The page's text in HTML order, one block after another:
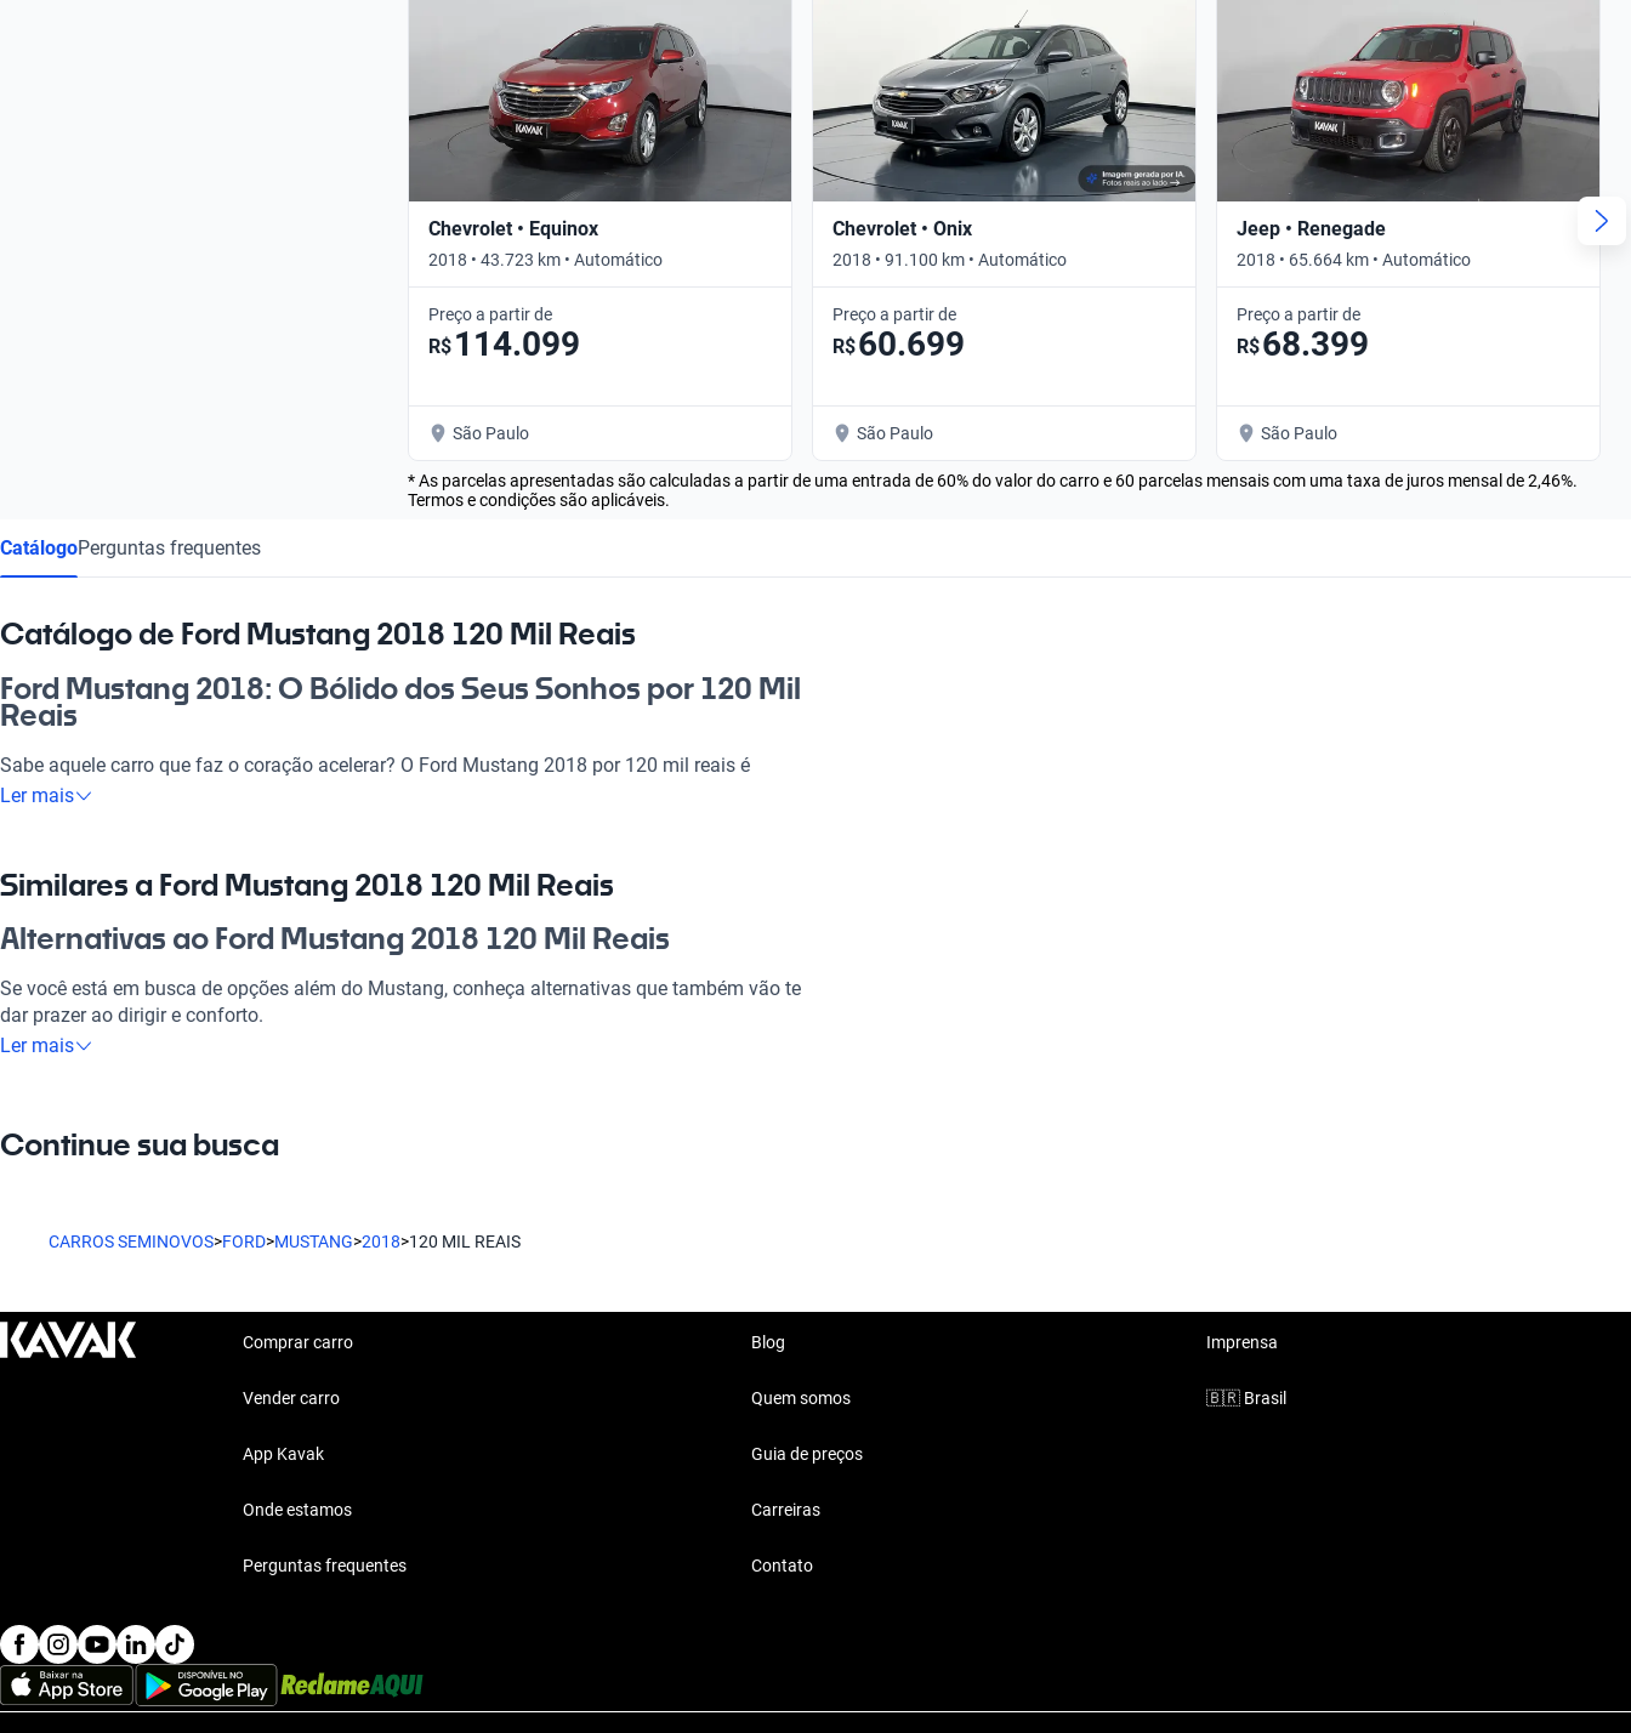
Chevrolet • Equinox
2018 • 43.723 km • Automático
Preço a partir de
R$ 114.099
São Paulo
Chevrolet • Onix
2018 • 91.100 km • Automático
Preço a partir de
R$60.699
São Paulo
Jeep • Renegade
2018 • 65.664 km • Automático
Preço a partir de
R$68.399
São Paulo
* As parcelas apresentadas são calculadas a partir de uma entrada de 60% do valor do carro e 60 parcelas mensais com uma taxa de juros mensal de 2,46%.
Termos e condições são aplicáveis.
CatálogoPerguntas frequentes
Catálogo de Ford Mustang 2018 120 Mil Reais
Ford Mustang 2018: O Bólido dos Seus Sonhos por 120 Mil
Reais
Sabe aquele carro que faz o coração acelerar? O Ford Mustang 2018 por 120 mil reais é
exatamente isso. Ideal para quem busca não só desempenho, mas estilo e conforto tanto nas
realmente impressiona e se destaca na multidão.
Por que escolher Ford Mustang 2018 120 Mil Reais?
Tecnologia ao seu dispor
Desfrute da melhor tecnologia com Tecnologia moderna, fazendo de cada viagem uma
experiência conectada e confortável.
Opções comoFord Ranger ,Ford Focus
Segurança: Sistemas de segurança
Conforto: Confort premium
seja para o dia a dia ou para as melhores aventuras.
Ler mais
Similares a Ford Mustang 2018 120 Mil Reais
Alternativas ao Ford Mustang 2018 120 Mil Reais
Se você está em busca de opções além do Mustang, conheça alternativas que também vão te
dar prazer ao dirigir e conforto.
Ford Focus
O Ford Fiesta é compacto e ágil, ideal para o trânsito das grandes cidades.
Ler mais
Continue sua busca
CARROS SEMINOVOS>FORD>MUSTANG>2018>120 MIL REAIS
Comprar carro
Vender carro
App Kavak
Onde estamos
Perguntas frequentes
Blog
Quem somos
Guia de preços
Carreiras
Contato
Imprensa
🇧🇷 Brasil